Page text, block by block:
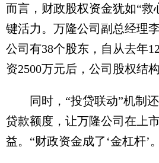
而言，财政股权资金犹如“救
键活力。万隆公司副总经理
公司有38个股东，自从去年
资2500万元后，公司股权结
同时，“投贷联动”机制还
贷款额度，让万隆公司在上
益。“财政资金成了‘金杠杆’